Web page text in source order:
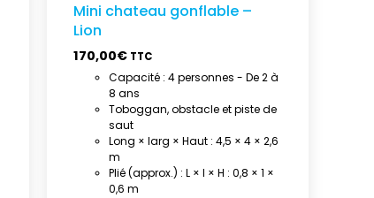
Mini chateau gonflable –
Lion
170,00€ TTC
Capacité : 4 personnes - De 2 à
8 ans
Toboggan, obstacle et piste de
saut
Long × larg × Haut : 4,5 × 4 × 2,6
m
Plié (approx.) : L × l × H : 0,8 × 1 ×
0,6 m